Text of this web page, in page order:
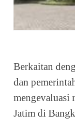
Berkaitan
dan
mengevaluasi
Jatim di